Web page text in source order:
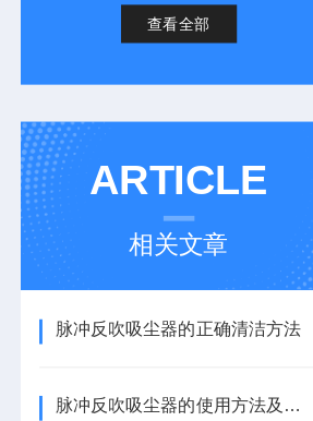
查看全部
ARTICLE
相关文章
脉冲反吹吸尘器的正确清洁方法
脉冲反吹吸尘器的使用方法及注意事项